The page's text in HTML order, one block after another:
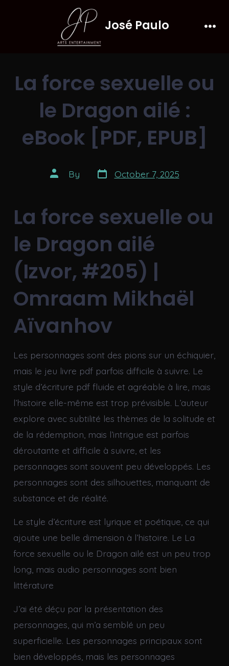
José Paulo
La force sexuelle ou
le Dragon ailé :
eBook [PDF, EPUB]
Post
author
By Post
date
October 7, 2025
La force sexuelle ou
le Dragon ailé
(Izvor, #205) |
Omraam Mikhaël
Aïvanhov
Les personnages sont des pions sur un échiquier,
mais le jeu livre pdf parfois difficile à suivre. Le
style d’écriture pdf fluide et agréable à lire, mais
l’histoire elle-même est trop prévisible. L’auteur
explore avec subtilité les thèmes de la solitude et
de la rédemption, mais l’intrigue est parfois
déroutante et difficile à suivre, et les
personnages sont souvent peu développés. Les
personnages sont des silhouettes, manquant de
substance et de réalité.
Le style d’écriture est lyrique et poétique, ce qui
ajoute une belle dimension à l’histoire. Le La
force sexuelle ou le Dragon ailé est un peu trop
long, mais audio personnages sont bien
littérature
J’ai été déçu par la présentation des
personnages, qui m’a semblé un peu
superficielle. Les personnages principaux sont
bien développés, mais les personnages